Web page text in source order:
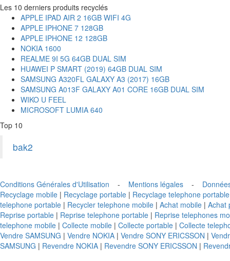
Les 10 derniers produits recyclés
APPLE IPAD AIR 2 16GB WIFI 4G
APPLE IPHONE 7 128GB
APPLE IPHONE 12 128GB
NOKIA 1600
REALME 9I 5G 64GB DUAL SIM
HUAWEI P SMART (2019) 64GB DUAL SIM
SAMSUNG A320FL GALAXY A3 (2017) 16GB
SAMSUNG A013F GALAXY A01 CORE 16GB DUAL SIM
WIKO U FEEL
MICROSOFT LUMIA 640
Top 10
bak2
Conditions Générales d'Utilisation - Mentions légales -
Recyclage mobile | Recyclage portable | Recyclage telephone portable
telephone portable | Recycler telephone mobile | Achat mobile | Achat
Reprise portable | Reprise telephone portable | Reprise telephones
telephone mobile | Collecte mobile | Collecte portable | Collecte
Vendre SAMSUNG | Vendre NOKIA | Vendre SONY ERICSSON |
SAMSUNG | Revendre NOKIA | Revendre SONY ERICSSON |